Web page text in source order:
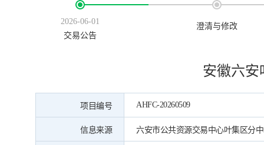
2026-06-01
交易公告
澄清与修改
安徽六安
项目编号 AHFC-20260509
信息来源 六安市公共资源交易中心叶集区分